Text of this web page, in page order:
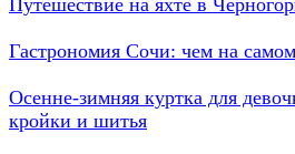
Гастрономия Сочи: чем на
Осенне-зимняя куртка для
кройки и шитья